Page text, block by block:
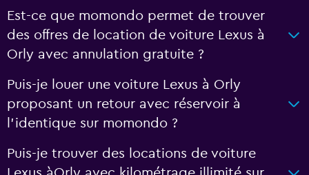
Est-ce que momondo permet de trouver
des offres de location de voiture Lexus à
Orly avec annulation gratuite ?
Puis-je louer une voiture Lexus à Orly
proposant un retour avec réservoir à
l'identique sur momondo ?
Puis-je trouver des locations de voiture